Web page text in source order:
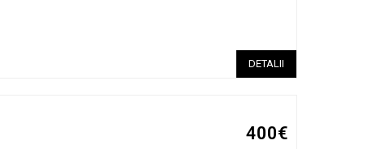
DETALII
400€